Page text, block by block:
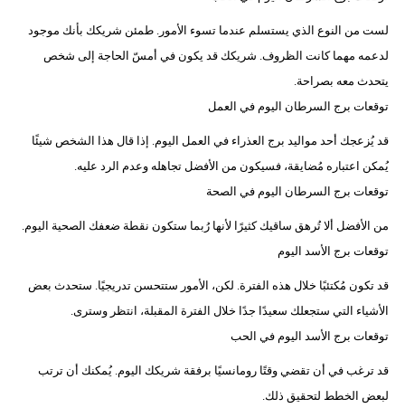
لست من النوع الذي يستسلم عندما تسوء الأمور. طمئن شريكك بأنك موجود
لدعمه مهما كانت الظروف. شريكك قد يكون في أمسّ الحاجة إلى شخص
يتحدث معه بصراحة.
توقعات برج السرطان اليوم في العمل
قد يُزعجك أحد مواليد برج العذراء في العمل اليوم. إذا قال هذا الشخص شيئًا
يُمكن اعتباره مُضايقة، فسيكون من الأفضل تجاهله وعدم الرد عليه.
توقعات برج السرطان اليوم في الصحة
من الأفضل أ​​لا تُرهق ساقيك كثيرًا لأنها رُبما ستكون نقطة ضعفك الصحية اليوم.
توقعات برج الأسد اليوم
قد تكون مُكتئبًا خلال هذه الفترة. لكن، الأمور ستتحسن تدريجيًا. ستحدث بعض
الأشياء التي ستجعلك سعيدًا جدًا خلال الفترة المقبلة، انتظر وسترى.
توقعات برج الأسد اليوم في الحب
قد ترغب في أن تقضي وقتًا رومانسيًا برفقة شريكك اليوم. يُمكنك أن ترتب
لبعض الخطط لتحقيق ذلك.